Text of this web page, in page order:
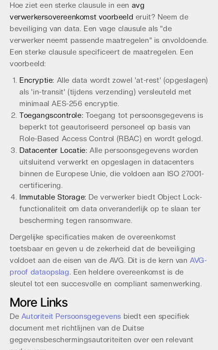
Hoe ziet een sterke clausule in een avg
verwerkersovereenkomst voorbeeld eruit? Neem de
beveiliging van data. Een vage clausule als "de
verwerker neemt passende maatregelen" is onvoldoende.
Een sterke clausule specificeert de maatregelen. Een
voorbeeld:
Encryptie: Alle data wordt zowel 'at-rest' (opgeslagen)
als 'in-transit' (tijdens verzending) versleuteld met
minimaal AES-256 encryptie.
Toegangscontrole: Toegang tot persoonsgegevens is
beperkt tot geautoriseerd personeel op basis van
Role-Based Access Control (RBAC) en wordt gelogd.
Datacenter Locatie: Alle persoonsgegevens worden
uitsluitend verwerkt en opgeslagen in datacenters
binnen de Europese Unie, die voldoen aan ISO 27001-
certificering.
Immutable Storage: De verwerker biedt Object Lock-
functionaliteit om data onveranderlijk op te slaan ter
bescherming tegen ransomware.
Dergelijke specificaties maken de overeenkomst
toetsbaar en geven u de zekerheid dat de beveiliging
voldoet aan de eisen van de AVG. Dit is de kern vanAVG-
proof dataopslag. Een heldere overeenkomst is de
sleutel tot een succesvolle en compliant samenwerking.
More Links
De Autoriteit Persoonsgegevens biedt een specifiek
document met richtlijnen van de Duitse
gegevensbeschermingsautoriteiten over een relevant